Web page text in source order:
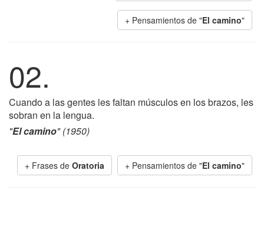
+ Pensamientos de "El camino"
02.
Cuando a las gentes les faltan músculos en los brazos, les
sobran en la lengua.
"El camino" (1950)
+ Frases de Oratoria + Pensamientos de "El camino"